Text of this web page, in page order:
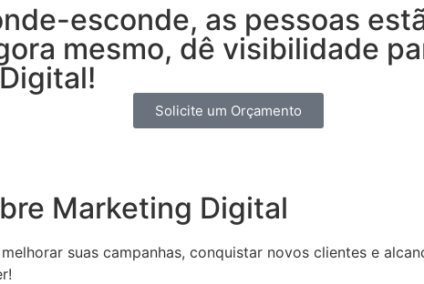
esconde, as pessoas
mesmo, dê visibilidade
Solicite um Orçamento
Marketing Digital
suas campanhas, conquistar novos clientes e